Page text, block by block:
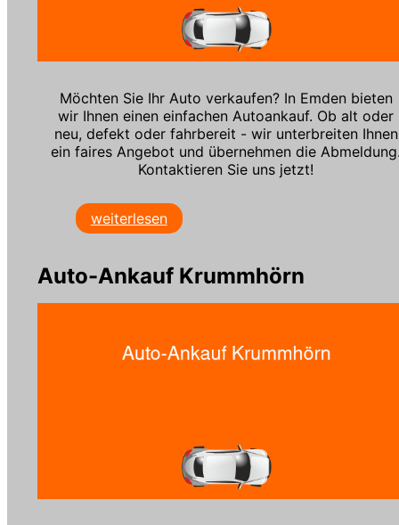
Möchten Sie Ihr Auto verkaufen? In Emden bieten
wir Ihnen einen einfachen Autoankauf. Ob alt oder
neu, defekt oder fahrbereit - wir unterbreiten Ihnen
ein faires Angebot und übernehmen die
Kontaktieren Sie uns jetzt!
weiterlesen
Auto-Ankauf Krummhörn